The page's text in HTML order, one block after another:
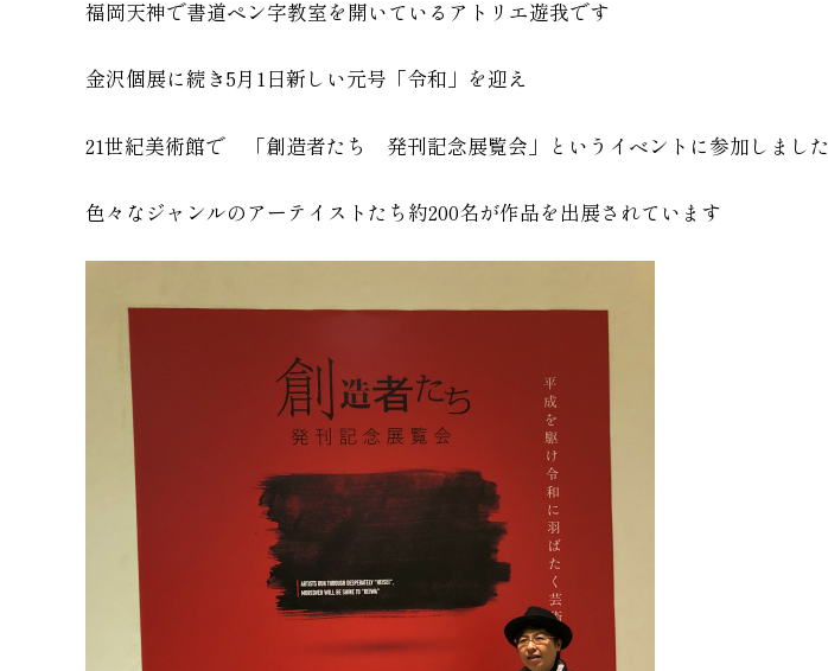
福岡天神で書道ペン字教室を開いているアトリエ遊我です
金沢個展に続き5月1日新しい元号「令和」を迎え
21世紀美術館で 「創造者たち 発刊記念展覧会」というイベントに参加しました
色々なジャンルのアーテイストたち約200名が作品を出展されています